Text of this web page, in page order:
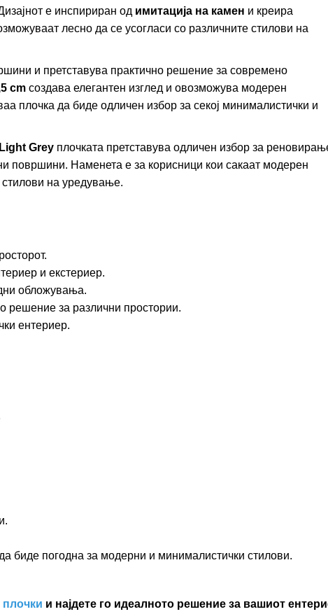
е инспириран од имитација на камен и креира
лесно да се усогласи со различните стилови на
и претставува практично решение за современо
cmсоздава елегантен изглед и овозможува модерен
плочка да биде одличен избор за секој минималистички и
Greyплочката претставува одличен избор за
површини. Наменета е за корисници кои сакаат модерен
стилови на уредување.
и екстериер.
обложувања.
решение за различни простории.
ентериер.
биде погодна за модерни и минималистички стилови.
и најдете го идеалното решение за вашиот